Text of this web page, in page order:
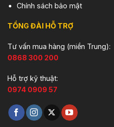
Chính sách bảo mật
TỔNG ĐÀI HỖ TRỢ
Tư vấn mua hàng (miền Trung):
0868 300 200
Hỗ trợ kỹ thuật:
0974 0909 57